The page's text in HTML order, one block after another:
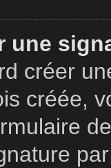
une
créer
créée,